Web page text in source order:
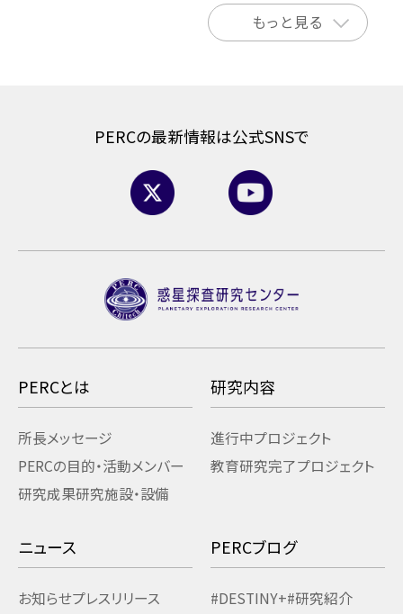
もっと見る
PERCの最新情報は公式SNSで
PERCとは
所長メッセージ
PERCの目的・活動メンバー
研究成果研究施設・設備
研究内容
進行中プロジェクト
教育研究完了プロジェクト
ニュース
お知らせプレスリリース
PERCブログ
#DESTINY+#研究紹介